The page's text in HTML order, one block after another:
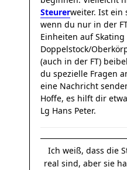
Steurerweiter. Ist ein
wenn du nur in der
Einheiten auf
Doppelstock/
(auch in der FT)
du spezielle Fragen
eine Nachricht
Hoffe, es hilft dir
Lg Hans Peter.
Ich weiß, dass die
real sind, aber sie